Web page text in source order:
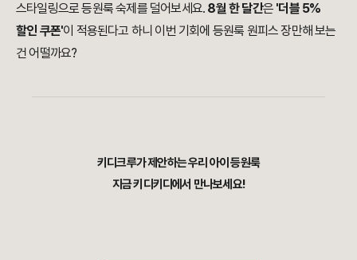
스타일링으로 등원룩 숙제를 덜어보세요. 8월 한 달간은 '더블 5%
할인 쿠폰'이 적용된다고 하니 이번 기회에 등원룩 원피스 장만해 보는
건 어떨까요?
키디크루가 제안하는 우리 아이 등원룩
지금 키디키디에서 만나보세요!